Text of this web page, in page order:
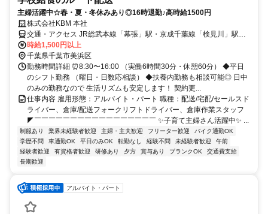
主婦活躍中☆春・夏・冬休みあり◎16時退勤♪高時給1500円
株式会社KBM 本社
交通・アクセス JR総武本線「幕張」駅・京成千葉線「検見川」駅か
ら車7～8分／車・バイク通勤OK
時給1,500円以上
千葉県千葉市美浜区
勤務時間詳細 ⏰8:30〜16:00 （実働6時間30分・休憩60分） ◆平日
のシフト勤務 （曜日・日数応相談） ◆扶養内勤務も相談可能◎ 日中
のみの勤務なので 生活リズムも安定します！ 契約更...
仕事内容 雇用形態：アルバイト・パート 職種：配送/宅配/セールスド
ライバー、倉庫/配送フォークリフトドライバー、倉庫作業スタッフ
◤￣￣￣￣￣￣￣￣￣￣￣￣￣￣￣￣￣ ✨子育て主婦さん活躍中✨ ...
制服あり 業界未経験者歓迎 主婦・主夫歓迎 フリーター歓迎
バイク通勤OK
学歴不問
車通勤OK 平日のみOK 転勤なし 経験不問 未経験者歓迎
午前
経験者歓迎
有資格者歓迎 研修あり 夕方 賞与あり ブランクOK
交通費支給
長期歓迎
アルバイト・パート